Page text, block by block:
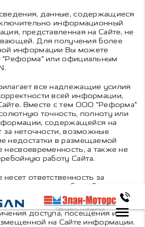
Официальный дилер
данные, содержащиеся
информационный
представленная на Сайте, не
Для получения более
информации Вы можете
"Реформа" или официальным
все надлежащие усилия
всей информации,
Вместе с тем ООО "Реформа"
точность, полноту или
содержащейся на
за неточности, возможные
недостатки в размещаемой
а также не
работу Сайта.
ответственность за
и любые убытки, в
нанесенный вашему
вирусами,
доступа, посещения и
на Сайте информации.